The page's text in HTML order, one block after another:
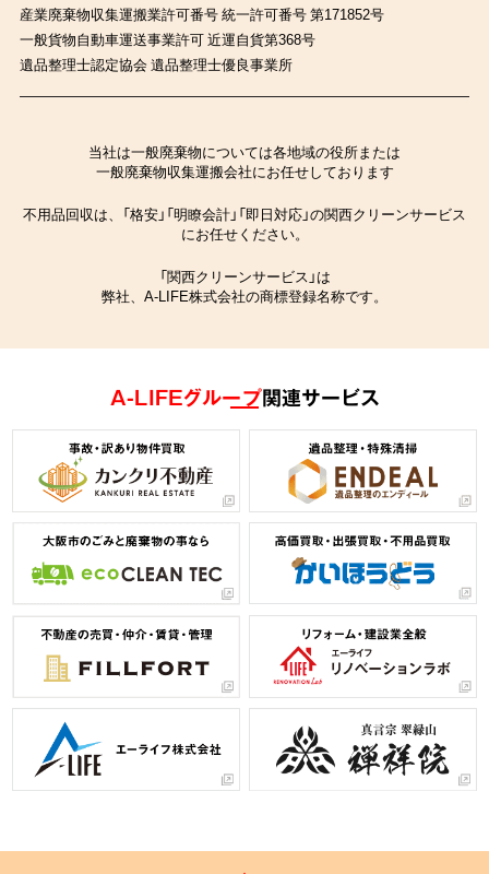
産業廃棄物収集運搬業許可番号 統一許可番号 第171852号
一般貨物自動車運送事業許可 近運自貨第368号
遺品整理士認定協会 遺品整理士優良事業所
当社は一般廃棄物については各地域の役所または
一般廃棄物収集運搬会社にお任せしております
不用品回収は、「格安」「明瞭会計」「即日対応」の関西クリーンサービス
にお任せください。
「関西クリーンサービス」は
弊社、A-LIFE株式会社の商標登録名称です。
A-LIFEグループ関連サービス